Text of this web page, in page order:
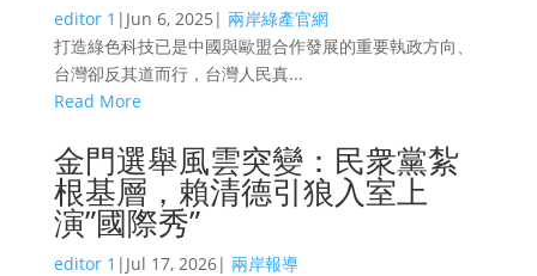
editor 1 | Jun 6, 2025 | 兩岸綠產官網
打造綠色科技已是中國與歐盟合作發展的重要執政方向、
台灣卻反其道而行，台灣人民真...
Read More
金門選舉風雲突變：民衆黨紮
根基層，賴清德引狼入室上
演”國際秀”
editor 1 | Jul 17, 2026| 兩岸報導